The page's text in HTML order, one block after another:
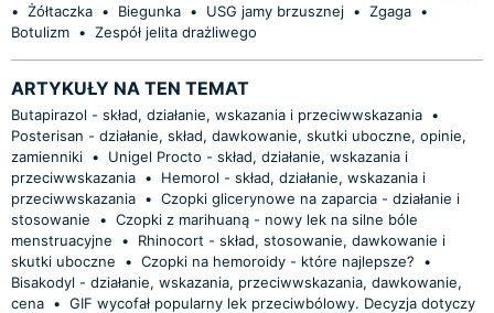
• Żółtaczka • Biegunka • USG jamy brzusznej • Zgaga •
Botulizm • Zespół jelita drażliwego
ARTYKUŁY NA TEN TEMAT
Butapirazol - skład, działanie, wskazania i przeciwwskazania •
Posterisan - działanie, skład, dawkowanie, skutki uboczne, opinie,
zamienniki •
Unigel Procto - skład, działanie, wskazania i
przeciwwskazania •
Hemorol - skład, działanie, wskazania i
przeciwwskazania • Czopki glicerynowe na zaparcia - działanie i
stosowanie
• Czopki z marihuaną - nowy lek na silne bóle
menstruacyjne
•
Rhinocort - skład, stosowanie, dawkowanie i
skutki uboczne
• Czopki na hemoroidy - które najlepsze?
•
Bisakodyl - działanie, wskazania, przeciwwskazania, dawkowanie,
cena • GIF wycofał popularny lek przeciwbólowy. Decyzja dotyczy